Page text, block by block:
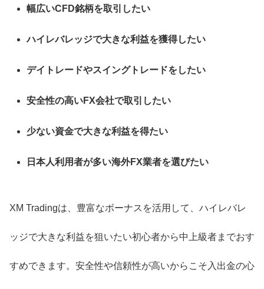
幅広いCFD銘柄を取引したい
ハイレバレッジで大きな利益を獲得したい
デイトレードやスイングトレードをしたい
安全性の高いFX会社で取引したい
少ない資金で大きな利益を得たい
日本人利用者が多い海外FX業者を選びたい
XM Tradingは、豊富なボーナスを活用して、ハイレバレ
ッジで大きな利益を狙いたい初心者から中上級者までおす
すめできます。安全性や信頼性が高いからこそ入出金の心